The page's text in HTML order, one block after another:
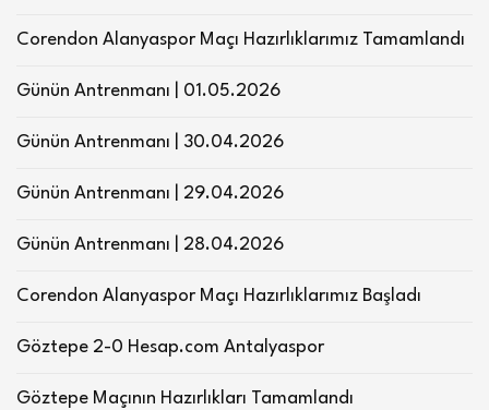
Corendon Alanyaspor Maçı Hazırlıklarımız Tamamlandı
Günün Antrenmanı | 01.05.2026
Günün Antrenmanı | 30.04.2026
Günün Antrenmanı | 29.04.2026
Günün Antrenmanı | 28.04.2026
Corendon Alanyaspor Maçı Hazırlıklarımız Başladı
Göztepe 2-0 Hesap.com Antalyaspor
Göztepe Maçının Hazırlıkları Tamamlandı